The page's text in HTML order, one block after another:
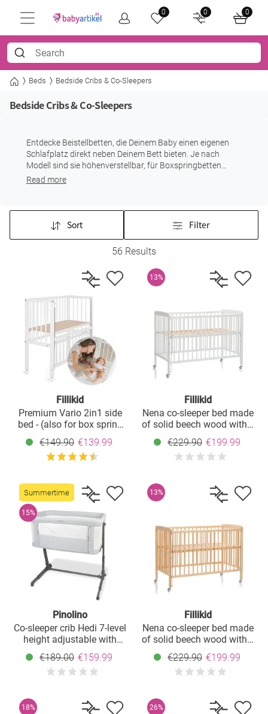
0 0 0
Beds Bedside Cribs & Co-Sleepers
Bedside Cribs & Co-Sleepers
Entdecke Beistellbetten, die Deinem Baby einen eigenen
Schlafplatz direkt neben Deinem Bett bieten. Je nach
Modell sind sie höhenverstellbar, für Boxspringbetten
geeignet oder lassen sich später als Stuben- oder
Read more
Sort Filter
56 Results
Fillikid
Premium Vario 2in1 side
bed - (also for box spring
beds) - White
€149.90 €139.99
13%
Fillikid
Nena co-sleeper bed made
of solid beech wood with 4
lockable castors 60 x 120
cm - White
€229.90 €199.99
Summertime
15%
Pinolino
Co-sleeper crib Hedi 7-level
height adjustable with
mesh fabric incl. mattress -
Anthracite / Light Grey
€189.00 €159.99
13%
Fillikid
Nena co-sleeper bed made
of solid beech wood with 4
lockable castors 60 x 120
cm - natural
€229.90 €199.99
18% 26%